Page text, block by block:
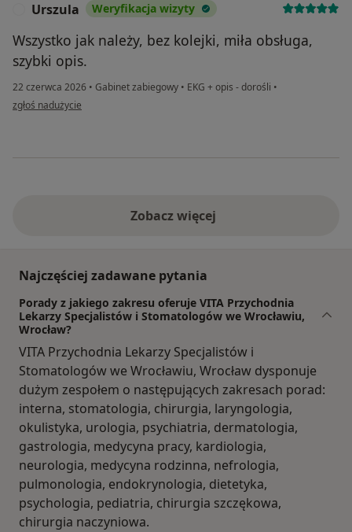
Urszula Weryfikacja wizyty
Wszystko jak należy, bez kolejki, miła obsługa,
szybki opis.
22 czerwca 2026 • Gabinet zabiegowy • EKG + opis - dorośli •
w opinii użytkownika Urszula
zgłoś nadużycie
Zobacz więcej
Najczęściej zadawane pytania
Porady z jakiego zakresu oferuje VITA Przychodnia
Lekarzy Specjalistów i Stomatologów we Wrocławiu,
Wrocław?
VITA Przychodnia Lekarzy Specjalistów i
Stomatologów we Wrocławiu, Wrocław dysponuje
dużym zespołem o następujących zakresach porad:
interna, stomatologia, chirurgia, laryngologia,
okulistyka, urologia, psychiatria, dermatologia,
gastrologia, medycyna pracy, kardiologia,
neurologia, medycyna rodzinna, nefrologia,
pulmonologia, endokrynologia, dietetyka,
psychologia, pediatria, chirurgia szczękowa,
chirurgia naczyniowa.